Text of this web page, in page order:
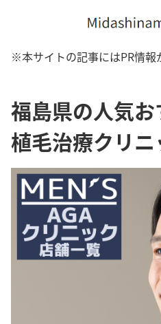
※本サイトの記事にはPR情報
福島県の人気お
植毛治療クリ